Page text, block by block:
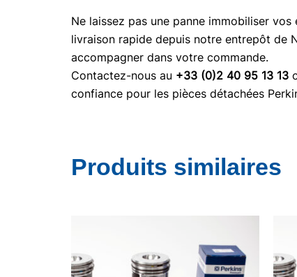
Ne laissez pas une panne immobiliser
livraison rapide depuis notre entrepôt de
accompagner dans votre commande.
Contactez-nous au +33 (0)2 40 95 13 13
confiance pour les pièces détachées
Produits similaires